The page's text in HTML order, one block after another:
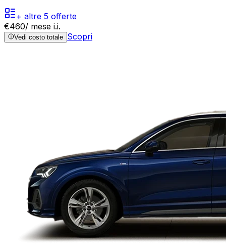
+ altre 5 offerte
€460/ mese i.i.
Vedi costo totale Scopri